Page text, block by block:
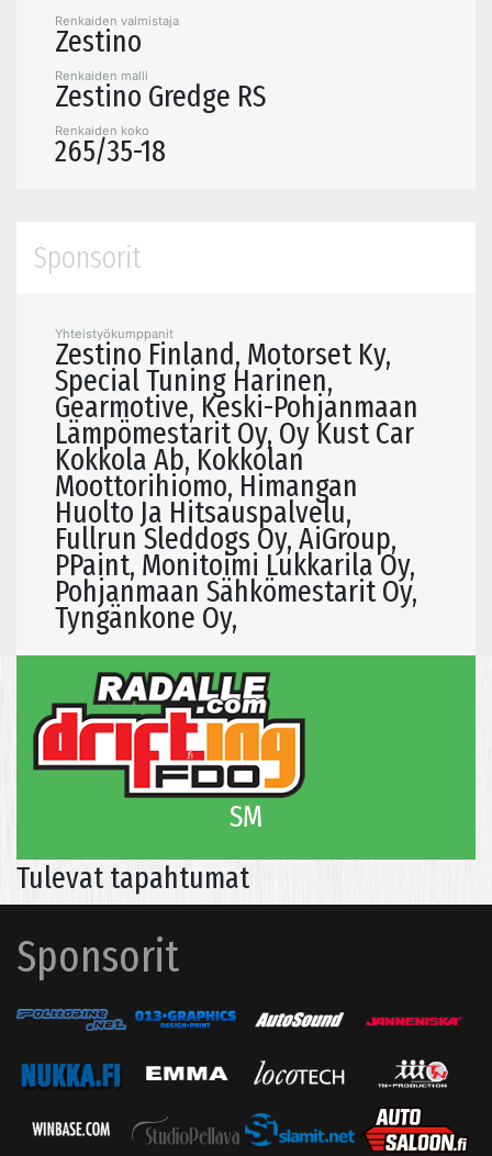
Renkaiden valmistaja
Zestino
Renkaiden malli
Zestino Gredge RS
Renkaiden koko
265/35-18
Sponsorit
Yhteistyökumppanit
Zestino Finland, Motorset Ky,
Special Tuning Harinen,
Gearmotive, Keski-Pohjanmaan
Lämpömestarit Oy, Oy Kust Car
Kokkola Ab, Kokkolan
Moottorihiomo, Himangan
Huolto Ja Hitsauspalvelu,
Fullrun Sleddogs Oy, AiGroup,
PPaint, Monitoimi Lukkarila Oy,
Pohjanmaan Sähkömestarit Oy,
Tyngänkone Oy,
SM
Tulevat tapahtumat
Sponsorit